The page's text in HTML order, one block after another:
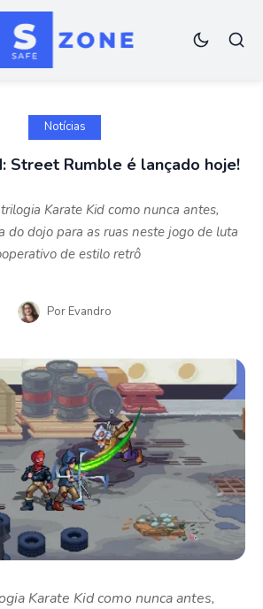
Notícias
Street Rumble é lançado hoje!
Karate Kid como nunca antes,
do dojo para as ruas neste jogo de luta
de estilo retrô
Por Evandro
Karate Kid como nunca antes,